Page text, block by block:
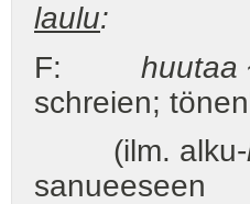
laulu:
F: huutaa
schreien;
(ilm. alku-
sanueeseen